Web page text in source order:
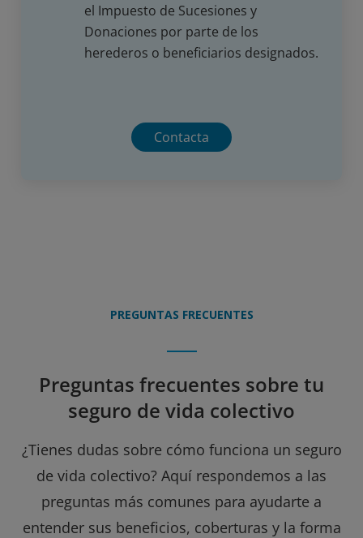
el Impuesto de Sucesiones y
Donaciones por parte de los
herederos o beneficiarios designados.
Contacta
PREGUNTAS FRECUENTES
Preguntas frecuentes sobre tu
seguro de vida colectivo
¿Tienes dudas sobre cómo funciona un seguro
de vida colectivo? Aquí respondemos a las
preguntas más comunes para ayudarte a
entender sus beneficios, coberturas y la forma